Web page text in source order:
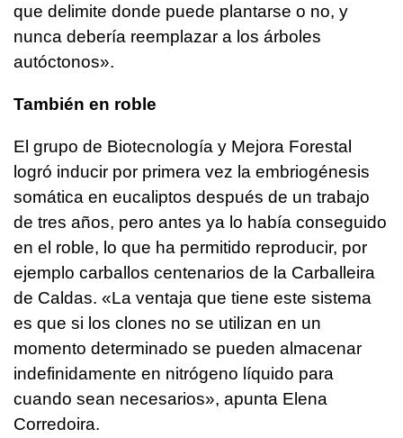
que delimite donde puede plantarse o no, y
nunca debería reemplazar a los árboles
autóctonos».
También en roble
El grupo de Biotecnología y Mejora Forestal
logró inducir por primera vez la embriogénesis
somática en eucaliptos después de un trabajo
de tres años, pero antes ya lo había conseguido
en el roble, lo que ha permitido reproducir, por
ejemplo carballos centenarios de la Carballeira
de Caldas. «La ventaja que tiene este sistema
es que si los clones no se utilizan en un
momento determinado se pueden almacenar
indefinidamente en nitrógeno líquido para
cuando sean necesarios», apunta Elena
Corredoira.